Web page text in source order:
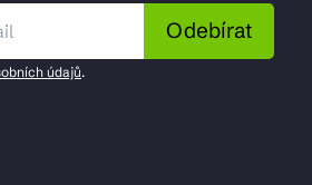
Odebírat
údajů.